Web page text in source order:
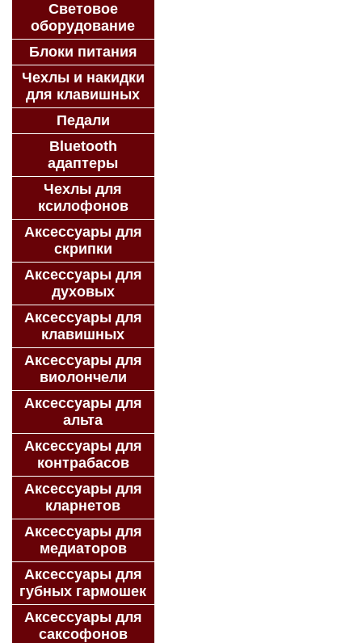
Световое
оборудование
Блоки питания
Чехлы и накидки
для клавишных
Педали
Bluetooth
адаптеры
Чехлы для
ксилофонов
Аксессуары для
скрипки
Аксессуары для
духовых
Аксессуары для
клавишных
Аксессуары для
виолончели
Аксессуары для
альта
Аксессуары для
контрабасов
Аксессуары для
кларнетов
Аксессуары для
медиаторов
Аксессуары для
губных гармошек
Аксессуары для
саксофонов